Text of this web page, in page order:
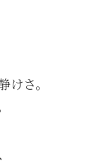
さ。